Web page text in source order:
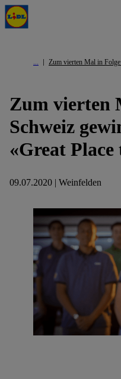
Zum vierten Mal in
Zum vierten
Schweiz
«Great
09.07.2020 | Weinfelden